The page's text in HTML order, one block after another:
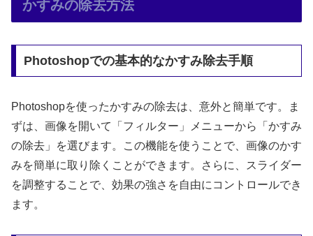
かすみの除去方法
Photoshopでの基本的なかすみ除去手順
Photoshopを使ったかすみの除去は、意外と簡単です。ま
ずは、画像を開いて「フィルター」メニューから「かすみ
の除去」を選びます。この機能を使うことで、画像のかす
みを簡単に取り除くことができます。さらに、スライダー
を調整することで、効果の強さを自由にコントロールでき
ます。